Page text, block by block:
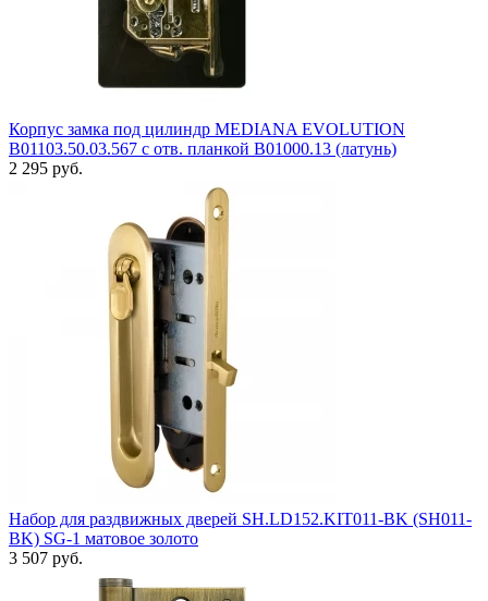
Корпус замка под цилиндр MEDIANA EVOLUTION
B01103.50.03.567 с отв. планкой B01000.13 (латунь)
2 295 руб.
Набор для раздвижных дверей SH.LD152.KIT011-BK (SH011-
BK) SG-1 матовое золото
3 507 руб.